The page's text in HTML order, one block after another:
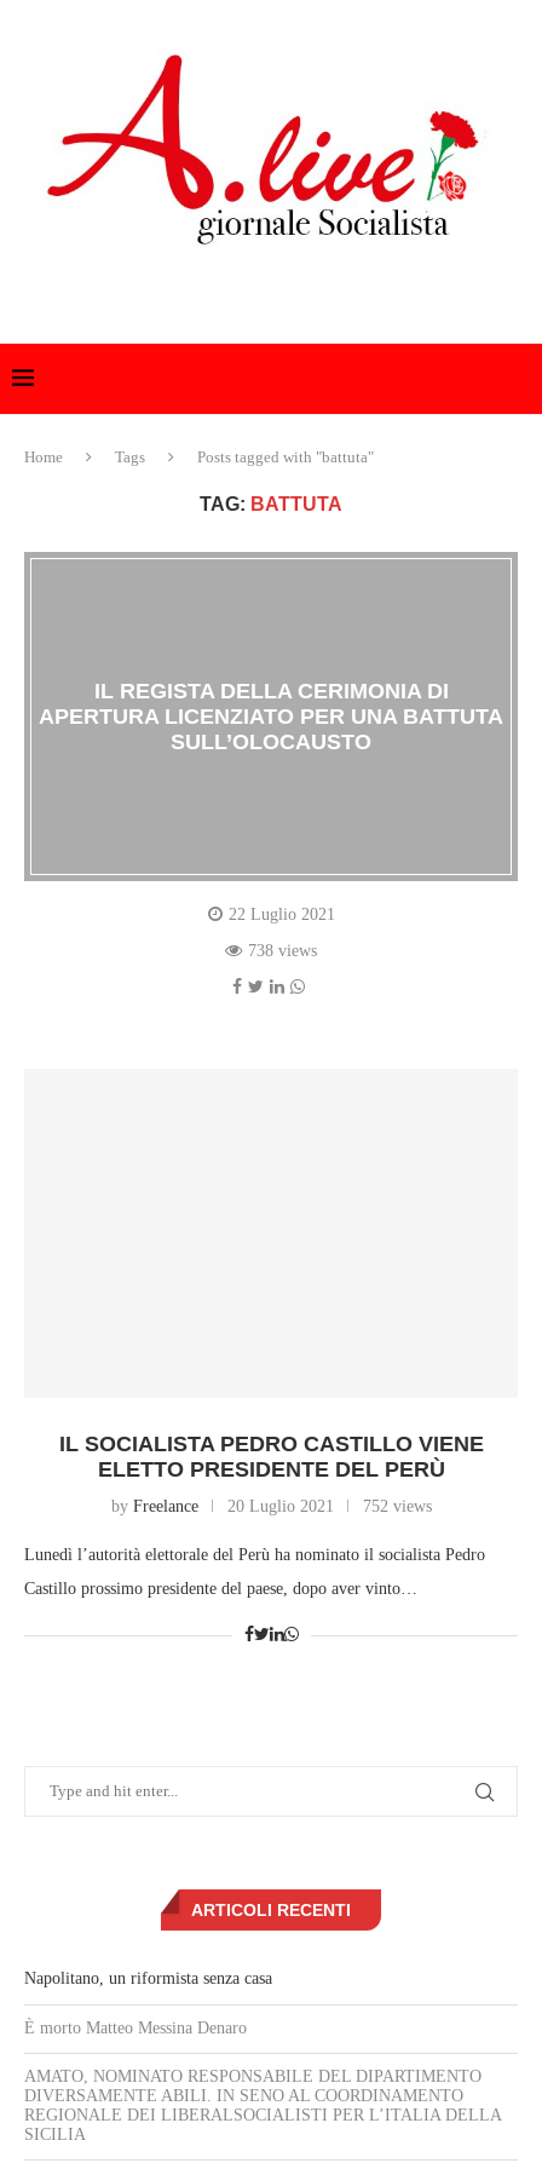
Home Tags Posts tagged with "battuta"
TAG: BATTUTA
IL REGISTA DELLA CERIMONIA DI
APERTURA LICENZIATO PER UNA BATTUTA
SULL’OLOCAUSTO
22 Luglio 2021
738 views
IL SOCIALISTA PEDRO CASTILLO VIENE
ELETTO PRESIDENTE DEL PERÙ
by Freelance 20 Luglio 2021 752 views
Lunedì l’autorità elettorale del Perù ha nominato il socialista Pedro
Castillo prossimo presidente del paese, dopo aver vinto…
ARTICOLI RECENTI
Napolitano, un riformista senza casa
È morto Matteo Messina Denaro
AMATO, NOMINATO RESPONSABILE DEL DIPARTIMENTO
DIVERSAMENTE ABILI. IN SENO AL COORDINAMENTO
REGIONALE DEI LIBERALSOCIALISTI PER L’ITALIA DELLA
SICILIA